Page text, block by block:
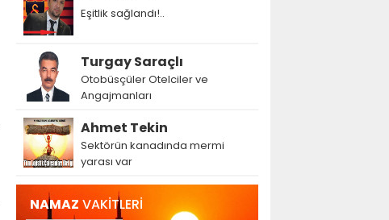
Eşitlik sağlandı!..
Turgay Saraçlı
Otobüsçüler Otelciler ve
Angajmanları
Ahmet Tekin
Sektörün kanadında mermi
yarası var
NAMAZ VAKİTLERİ